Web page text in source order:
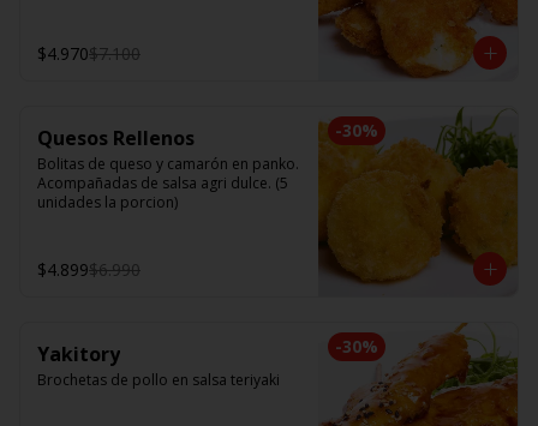
$4.970$7.100
-30%
Quesos Rellenos
Bolitas de queso y camarón en panko.
Acompañadas de salsa agri dulce. (5
unidades la porcion)
$4.899$6.990
-30%
Yakitory
Brochetas de pollo en salsa teriyaki